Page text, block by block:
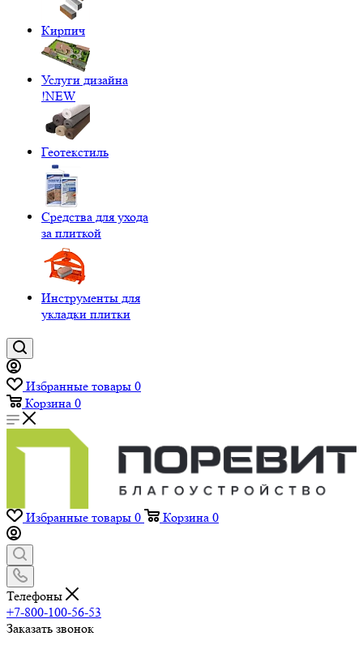
Кирпич
Услуги дизайна
!NEW
Геотекстиль
Средства для ухода
за плиткой
Инструменты для
укладки плитки
Избранные товары 0
Корзина 0
Избранные товары 0 Корзина 0
Телефоны
+7-800-100-56-53
Заказать звонок